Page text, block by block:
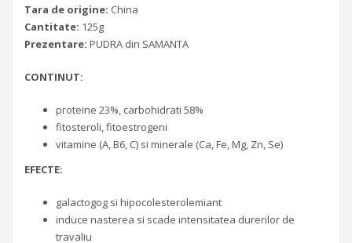
Tara de origine: China
Cantitate: 125g
Prezentare: PUDRA din SAMANTA
CONTINUT:
proteine 23%, carbohidrati 58%
fitosteroli, fitoestrogeni
vitamine (A, B6, C) si minerale (Ca, Fe, Mg, Zn, Se)
EFECTE:
galactogog si hipocolesterolemiant
induce nasterea si scade intensitatea durerilor de
travaliu